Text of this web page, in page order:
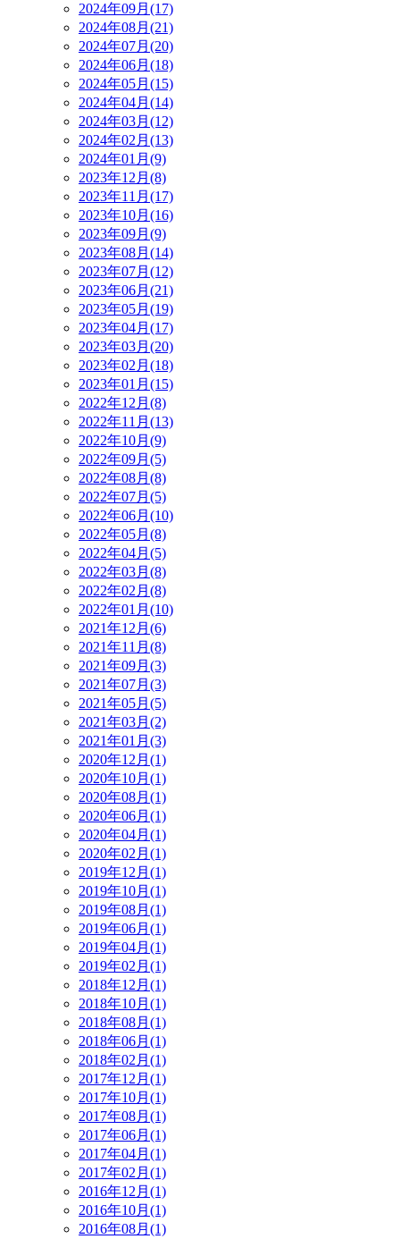
2024年09月(17)
2024年08月(21)
2024年07月(20)
2024年06月(18)
2024年05月(15)
2024年04月(14)
2024年03月(12)
2024年02月(13)
2024年01月(9)
2023年12月(8)
2023年11月(17)
2023年10月(16)
2023年09月(9)
2023年08月(14)
2023年07月(12)
2023年06月(21)
2023年05月(19)
2023年04月(17)
2023年03月(20)
2023年02月(18)
2023年01月(15)
2022年12月(8)
2022年11月(13)
2022年10月(9)
2022年09月(5)
2022年08月(8)
2022年07月(5)
2022年06月(10)
2022年05月(8)
2022年04月(5)
2022年03月(8)
2022年02月(8)
2022年01月(10)
2021年12月(6)
2021年11月(8)
2021年09月(3)
2021年07月(3)
2021年05月(5)
2021年03月(2)
2021年01月(3)
2020年12月(1)
2020年10月(1)
2020年08月(1)
2020年06月(1)
2020年04月(1)
2020年02月(1)
2019年12月(1)
2019年10月(1)
2019年08月(1)
2019年06月(1)
2019年04月(1)
2019年02月(1)
2018年12月(1)
2018年10月(1)
2018年08月(1)
2018年06月(1)
2018年02月(1)
2017年12月(1)
2017年10月(1)
2017年08月(1)
2017年06月(1)
2017年04月(1)
2017年02月(1)
2016年12月(1)
2016年10月(1)
2016年08月(1)